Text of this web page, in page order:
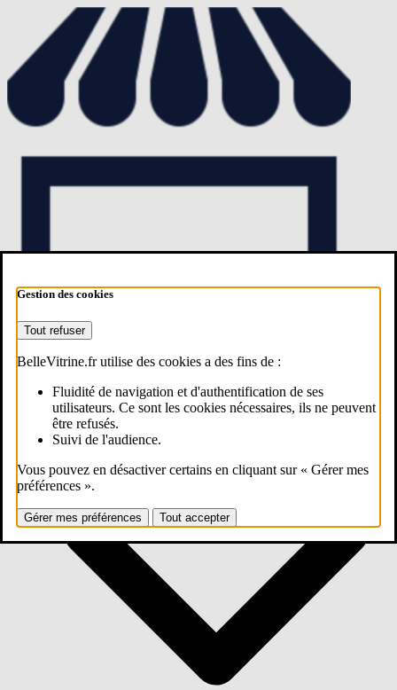
Gestion des cookies
Tout refuser
BelleVitrine.fr utilise des cookies a des fins de :
Fluidité de navigation et d'authentification de ses
utilisateurs. Ce sont les cookies nécessaires, ils ne peuvent
être refusés.
Suivi de l'audience.
Vous pouvez en désactiver certains en cliquant sur « Gérer mes
préférences ».
Gérer mes préférences Tout accepter
Estimer mon commerce